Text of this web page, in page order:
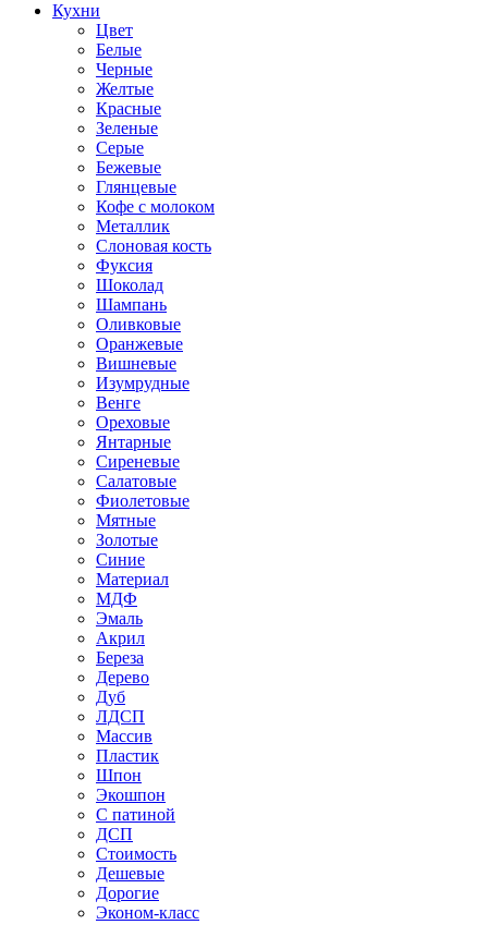
Кухни
Цвет
Белые
Черные
Желтые
Красные
Зеленые
Серые
Бежевые
Глянцевые
Кофе с молоком
Металлик
Слоновая кость
Фуксия
Шоколад
Шампань
Оливковые
Оранжевые
Вишневые
Изумрудные
Венге
Ореховые
Янтарные
Сиреневые
Салатовые
Фиолетовые
Мятные
Золотые
Синие
Материал
МДФ
Эмаль
Акрил
Береза
Дерево
Дуб
ЛДСП
Массив
Пластик
Шпон
Экошпон
С патиной
ДСП
Стоимость
Дешевые
Дорогие
Эконом-класс